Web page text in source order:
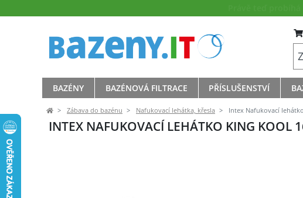
BAZÉNY BAZÉNOVÁ FILTRACE PŘÍSLUŠENSTVÍ
Zábava do bazénu Nafukovací lehátka, křesla Intex Nafukovací
INTEX NAFUKOVACÍ LEHÁTKO KING KOOL